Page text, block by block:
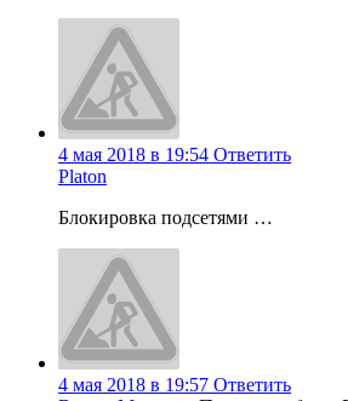
4 мая 2018 в 19:54 Ответить
Platon
Блокировка подсетями …
4 мая 2018 в 19:57 Ответить